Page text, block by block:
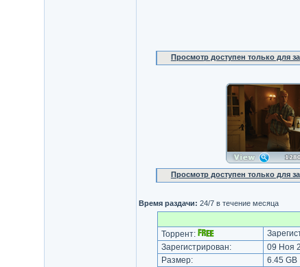
Просмотр доступен только для
Просмотр доступен только для
Время раздачи: 24/7 в течение месяца
Торрент:
Зарегистрирован:
09 Ноя
Размер:
6.45 GB